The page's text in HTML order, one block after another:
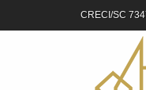
CRECI/SC